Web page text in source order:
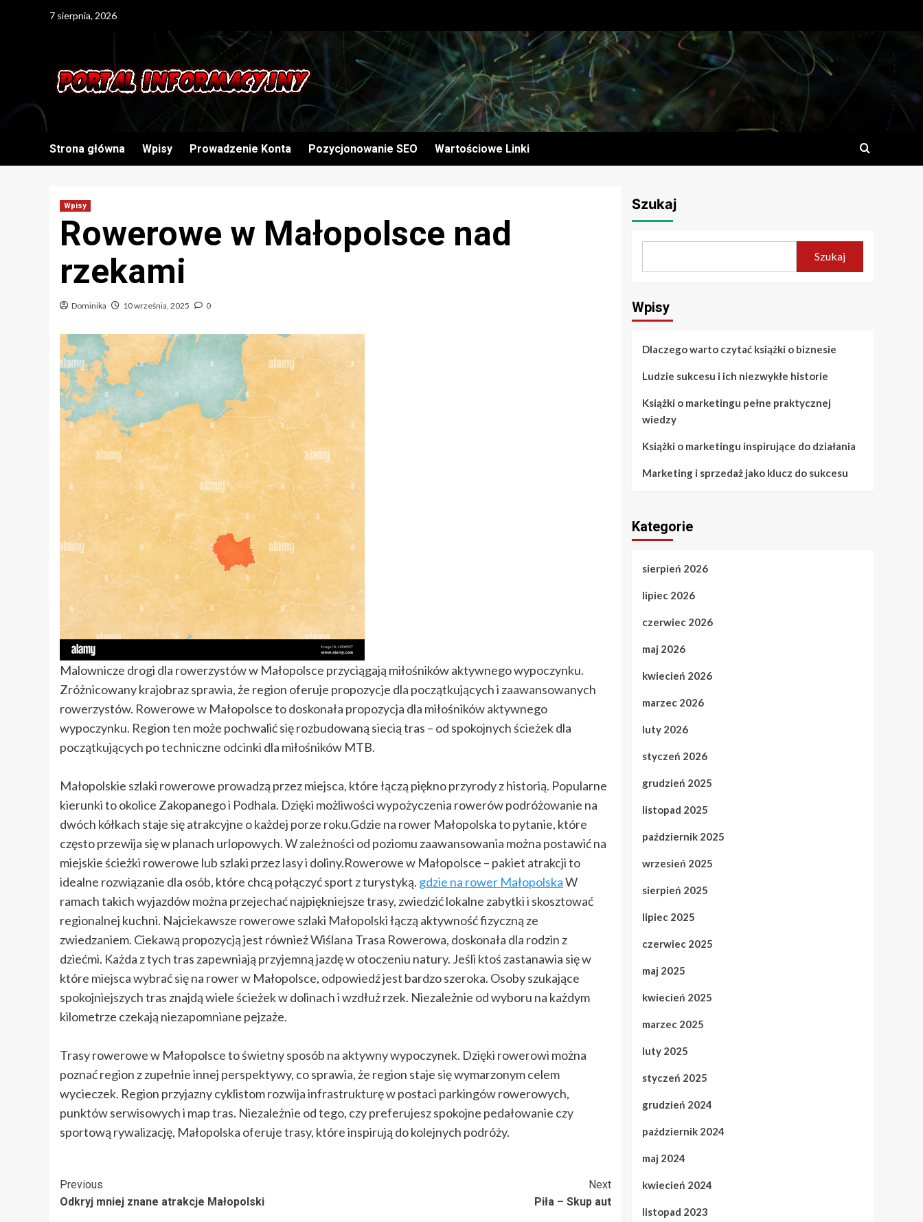
7 sierpnia, 2026
Strona główna Wpisy Prowadzenie Konta Pozycjonowanie SEO Wartościowe Linki
Wpisy
Rowerowe w Małopolsce nad
rzekami
Dominika 10 września, 2025 0
Malownicze drogi dla rowerzystów w Małopolsce przyciągają miłośników aktywnego wypoczynku.
Zróżnicowany krajobraz sprawia, że region oferuje propozycje dla początkujących i zaawansowanych
rowerzystów. Rowerowe w Małopolsce to doskonała propozycja dla miłośników aktywnego
wypoczynku. Region ten może pochwalić się rozbudowaną siecią tras – od spokojnych ścieżek dla
początkujących po techniczne odcinki dla miłośników MTB.
Małopolskie szlaki rowerowe prowadzą przez miejsca, które łączą piękno przyrody z historią. Popularne
kierunki to okolice Zakopanego i Podhala. Dzięki możliwości wypożyczenia rowerów podróżowanie na
dwóch kółkach staje się atrakcyjne o każdej porze roku.Gdzie na rower Małopolska to pytanie, które
często przewija się w planach urlopowych. W zależności od poziomu zaawansowania można postawić na
miejskie ścieżki rowerowe lub szlaki przez lasy i doliny.Rowerowe w Małopolsce – pakiet atrakcji to
idealne rozwiązanie dla osób, które chcą połączyć sport z turystyką. gdzie na rower MałopolskaW
ramach takich wyjazdów można przejechać najpiękniejsze trasy, zwiedzić lokalne zabytki i skosztować
regionalnej kuchni. Najciekawsze rowerowe szlaki Małopolski łączą aktywność fizyczną ze
zwiedzaniem. Ciekawą propozycją jest również Wiślana Trasa Rowerowa, doskonała dla rodzin z
dziećmi. Każda z tych tras zapewniają przyjemną jazdę w otoczeniu natury. Jeśli ktoś zastanawia się w
które miejsca wybrać się na rower w Małopolsce, odpowiedź jest bardzo szeroka. Osoby szukające
spokojniejszych tras znajdą wiele ścieżek w dolinach i wzdłuż rzek. Niezależnie od wyboru na każdym
kilometrze czekają niezapomniane pejzaże.
Trasy rowerowe w Małopolsce to świetny sposób na aktywny wypoczynek. Dzięki rowerowi można
poznać region z zupełnie innej perspektywy, co sprawia, że region staje się wymarzonym celem
wycieczek. Region przyjazny cyklistom rozwija infrastrukturę w postaci parkingów rowerowych,
punktów serwisowych i map tras. Niezależnie od tego, czy preferujesz spokojne pedałowanie czy
sportową rywalizację, Małopolska oferuje trasy, które inspirują do kolejnych podróży.
Post
Navigation
Previous
Odkryj mniej znane atrakcje Małopolski
Next
Piła – Skup aut
Szukaj
Szukaj
Wpisy
Dlaczego warto czytać książki o biznesie
Ludzie sukcesu i ich niezwykłe historie
Książki o marketingu pełne praktycznej
wiedzy
Książki o marketingu inspirujące do działania
Marketing i sprzedaż jako klucz do sukcesu
Kategorie
sierpień 2026
lipiec 2026
czerwiec 2026
maj 2026
kwiecień 2026
marzec 2026
luty 2026
styczeń 2026
grudzień 2025
listopad 2025
październik 2025
wrzesień 2025
sierpień 2025
lipiec 2025
czerwiec 2025
maj 2025
kwiecień 2025
marzec 2025
luty 2025
styczeń 2025
grudzień 2024
październik 2024
maj 2024
kwiecień 2024
listopad 2023